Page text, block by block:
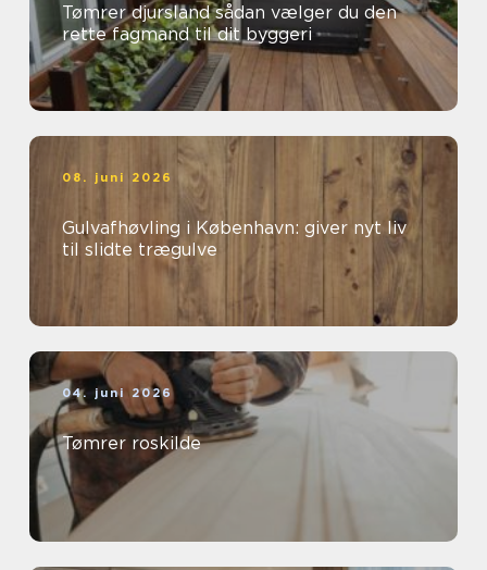
Tømrer djursland sådan vælger du den
rette fagmand til dit byggeri
08. juni 2026
Gulvafhøvling i København: giver nyt liv
til slidte trægulve
04. juni 2026
Tømrer roskilde